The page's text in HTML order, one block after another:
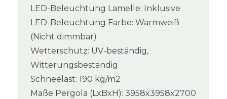
LED-Beleuchtung Lamelle: Inklusive
LED-Beleuchtung Farbe: Warmweiß
(Nicht dimmbar)
Wetterschutz: UV-beständig,
Witterungsbeständig
Schneelast: 190 kg/m2
Maße Pergola (LxBxH): 3958x3958x2700